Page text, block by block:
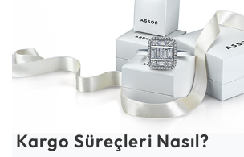
Kargo Süreçleri Nasıl?